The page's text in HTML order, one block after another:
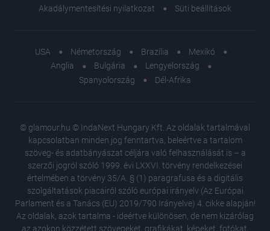
Akadálymentesítési nyilatkozat
Süti beállítások
USA Németország Brazília
Mexikó
Anglia
Bulgária
Lengyelország
Spanyolország
Dél-Afrika
© glamour.hu © IndaNext Hungary Kft. Az oldalak tartalmával
kapcsolatban minden jog fenntartva, beleértve a tartalom
szöveg- és adatbányászat céljára való felhasználását is – a
szerzői jogról szóló 1999. évi LXXVI. törvény rendelkezései
értelmében a törvény 35/A. § (1) paragrafusa és a digitális
szolgáltatások piacairól szóló európai irányelv (Az Európai
Parlament és a Tanács (EU) 2019/790 Irányelve) 4. cikke alapján!
Az oldalak, azok tartalma - ideértve különösen, de nem kizárólag
az azokon közzétett szövegeket, grafikákat, képeket, fotókat,